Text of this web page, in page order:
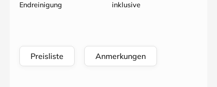
Endreinigung inklusive
Preisliste Anmerkungen